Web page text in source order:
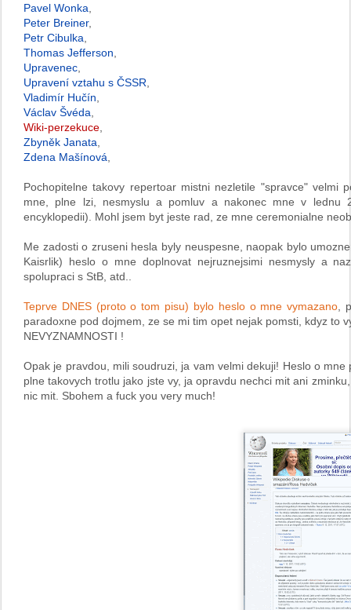
Pavel Wonka
Peter Breiner,
Petr Cibulka
Thomas Jefferson
Upravenec
Upravení vztahu s ČSSR
Vladimír Hučín
Václav Švéda
Wiki-perzekuce
Zbyněk Janata
Zdena Mašínová
Pochopitelne takovy repertoar mistni nezletile "spravce"
mne, plne lzi, nesmyslu a pomluv a nakonec mne v lednu
encyklopedii). Mohl jsem byt jeste rad, ze mne ceremonialne
Me zadosti o zruseni hesla byly neuspesne, naopak bylo
Kaisrlik) heslo o mne doplnovat nejruznejsimi nesmysly a
spolupraci s StB, atd..
Teprve DNES (proto o tom pisu) bylo heslo o mne vymazano ,
paradoxne pod dojmem, ze se mi tim opet nejak pomsti, kdyz to
NEVYZNAMNOSTI !
Opak je pravdou, mili soudruzi, ja vam velmi dekuji! Heslo o
plne takovych trotlu jako jste vy, ja opravdu nechci mit ani
nic mit. Sbohem a fuck you very much!